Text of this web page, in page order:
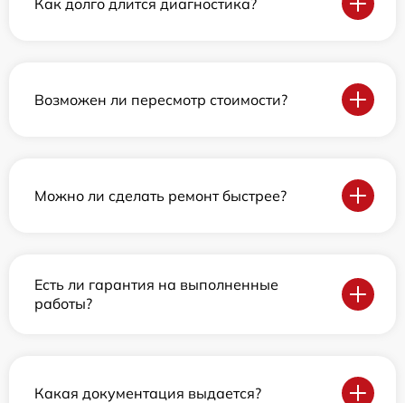
Возможен ли пересмотр стоимости?
Можно ли сделать ремонт быстрее?
Есть ли гарантия на выполненные
работы?
Какая документация выдается?